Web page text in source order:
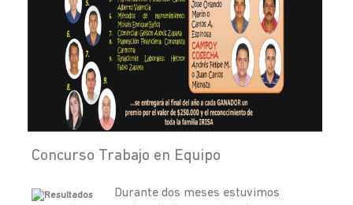
Concurso Trabajo en Equipo
Durante dos meses estuvimos